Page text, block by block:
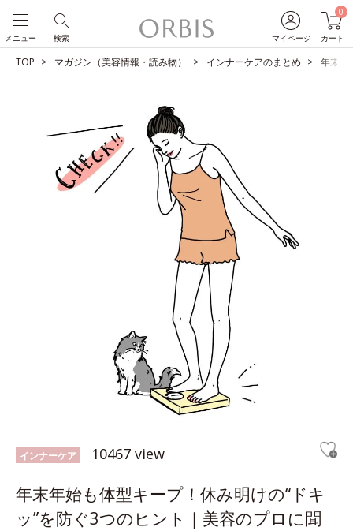
マイページ
0
カート
検索
メニュー
TOP マガジン（美容情報・読み物） インナーケアのまとめ 年末年
インナーケア 10467 view
年末年始も体型キープ！休み明けの“ドキ
ッ”を防ぐ3つのヒント｜美容のプロに聞